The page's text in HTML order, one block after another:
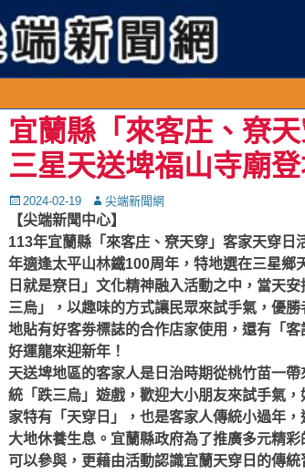
宜蘭縣「來客庄、尞
三星天送埤福山寺廟登
Posted
on
2024-02-19 Autor尖端新聞網
【尖端新聞中心】
113年宜蘭縣「來客庄、尞天穿」客家天穿
年適逢太平山林鐵100周年，特地選在三星
日就是尞日」文化精神融入活動之中，當天
三烏」，以趣味的方式讓民眾來試手氣，優
地貼有好客劵標誌的合作店家使用，還有「
好運龍來迎新年！
天送埤地區的客家人是日治時期從桃竹苗一
統「跌三烏」遊戲，歡迎大小朋友來試手氣，
家特有「天穿日」，也是客家人傳統小過年
大地休養生息。宜蘭縣政府為了推廣多元精
可以參與，更藉由活動認識宜蘭天穿日的傳統